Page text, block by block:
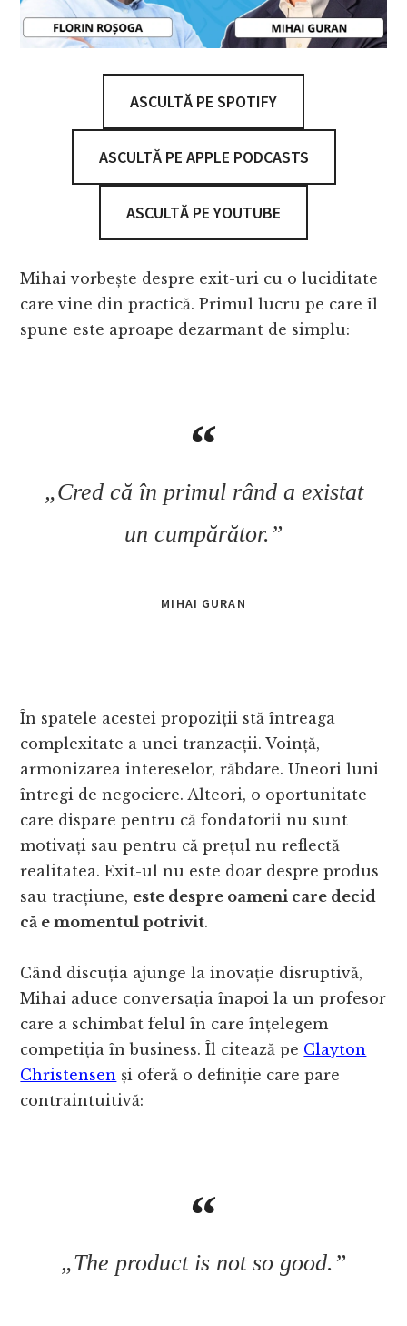
ASCULTĂ PE SPOTIFY
ASCULTĂ PE APPLE PODCASTS
ASCULTĂ PE YOUTUBE
Mihai vorbește despre exit-uri cu o luciditate
care vine din practică. Primul lucru pe care îl
spune este aproape dezarmant de simplu:
„Cred că în primul rând a existat
un cumpărător.”
MIHAI GURAN
În spatele acestei propoziții stă întreaga
complexitate a unei tranzacții. Voință,
armonizarea intereselor, răbdare. Uneori luni
întregi de negociere. Alteori, o oportunitate
care dispare pentru că fondatorii nu sunt
motivați sau pentru că prețul nu reflectă
realitatea. Exit-ul nu este doar despre produs
sau tracțiune, este despre oameni care decid
că e momentul potrivit.
Când discuția ajunge la inovație disruptivă,
Mihai aduce conversația înapoi la un profesor
care a schimbat felul în care înțelegem
competiția în business. Îl citează pe Clayton
Christensen și oferă o definiție care pare
contraintuitivă:
„The product is not so good.”